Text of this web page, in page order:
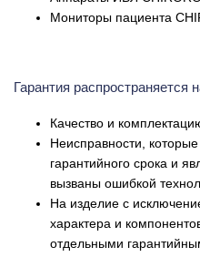
Мониторы пациента
Гарантия распространяется
Качество и
Неисправности,
гарантийного срока и
вызваны ошибкой
На изделие с
характера и
отдельными